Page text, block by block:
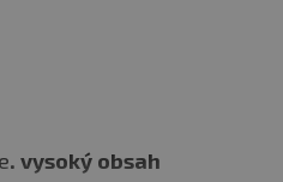
. vysoký obsah